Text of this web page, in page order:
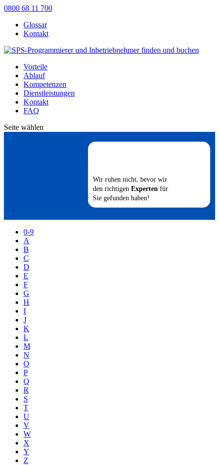
0800 68 11 700
Glossar
Kontakt
Vorteile
Ablauf
Kompetenzen
Dienstleistungen
Kontakt
FAQ
Seite wählen
Wir ruhen nicht, bevor wir
den richtigen Experten für
Sie gefunden haben!
0-9
A
B
C
D
E
F
G
H
I
J
K
L
M
N
O
P
Q
R
S
T
U
V
W
X
Y
Z